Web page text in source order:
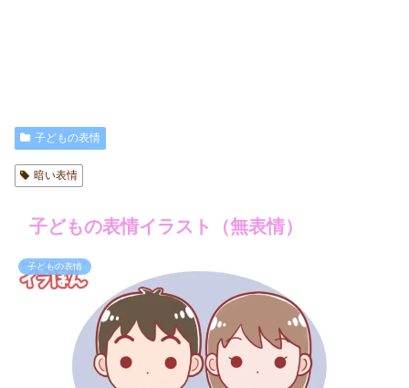
子どもの表情
暗い表情
子どもの表情イラスト（無表情）
子どもの表情